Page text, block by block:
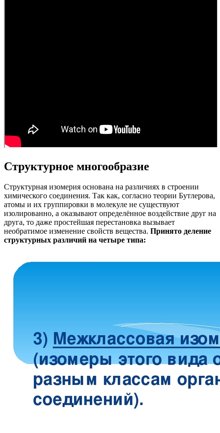
Структурное многообразие
Структурная изомерия основана на различиях в строении
химического соединения. Так как, согласно теории Бутлерова,
атомы и их группировки в молекуле не существуют
изолированно, а оказывают определённое воздействие друг на
друга, то даже простейшая перестановка вызывает
необратимое изменение свойств вещества. Принято деление
структурных различий на четыре типа: